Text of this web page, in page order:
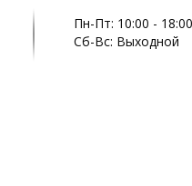
Пн-Пт: 10:00 - 18:00
Сб-Вс: Выходной